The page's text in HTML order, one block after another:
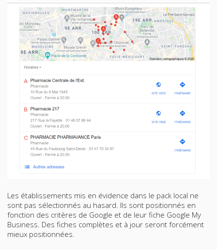
Les établissements mis en évidence dans le pack local ne
sont pas sélectionnés au hasard. Ils sont positionnés en
fonction des critères de Google et de leur fiche Google My
Business. Des fiches complètes et à jour seront forcément
mieux positionnées.